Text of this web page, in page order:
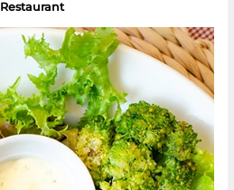
Restaurant